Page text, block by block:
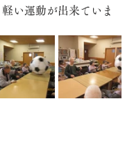
い運動が出来ていま